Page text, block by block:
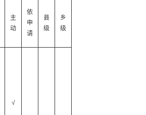
主
动
依
申
请
县
级
乡
级
√